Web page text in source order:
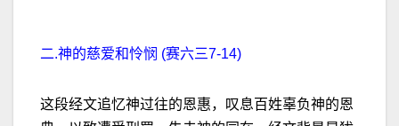
二.神的慈爱和怜悯 (赛六三7-14)
这段经文追忆神过往的恩惠，叹息百姓辜负神的恩